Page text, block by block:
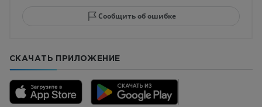
Сообщить об ошибке
СКАЧАТЬ ПРИЛОЖЕНИЕ